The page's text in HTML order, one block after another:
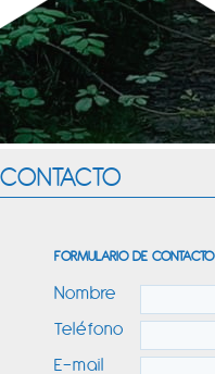
CONTACTO
FORMULARIO DE CONTACTO
Nombre
Teléfono
E-mail